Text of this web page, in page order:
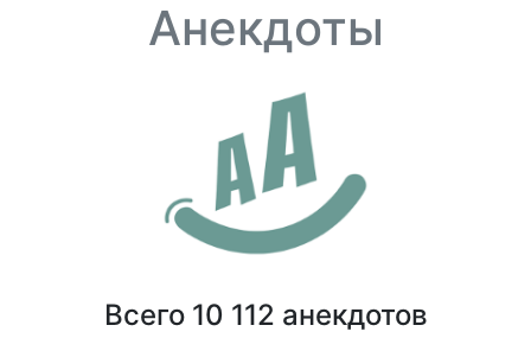
Анекдоты
Всего 10 112 анекдотов